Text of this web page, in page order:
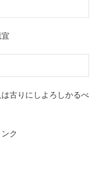
古りにしよろしかるべ
ク